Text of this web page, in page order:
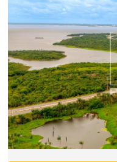
Título do projeto
Tipo de projeto
Códigos
Protegido por
Título do projeto
Tipo de projeto
Selecione
Tamanho PR$
Tamanho MR$
Tamanho GR$